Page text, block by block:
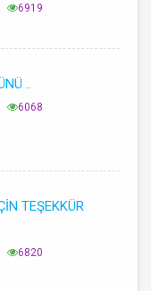
6919
..
6068
TEŞEKKÜR
6820